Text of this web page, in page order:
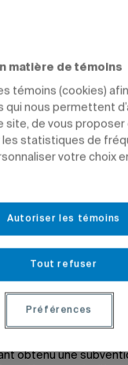
Bodmer (M.A. arts
du duc et de la
prix est octroyé par le
obtenu une
matière de témoins
témoins (cookies)
qui nous permettent
site, de vous
les statistiques de
votre choix
Tout refuser
Autoriser les témoins
Préférences